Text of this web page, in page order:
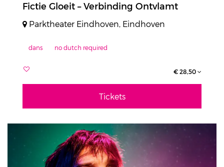
Fictie Gloeit – Verbinding Ontvlamt
Parktheater Eindhoven, Eindhoven
dans no dutch required
€ 28,50
Tickets